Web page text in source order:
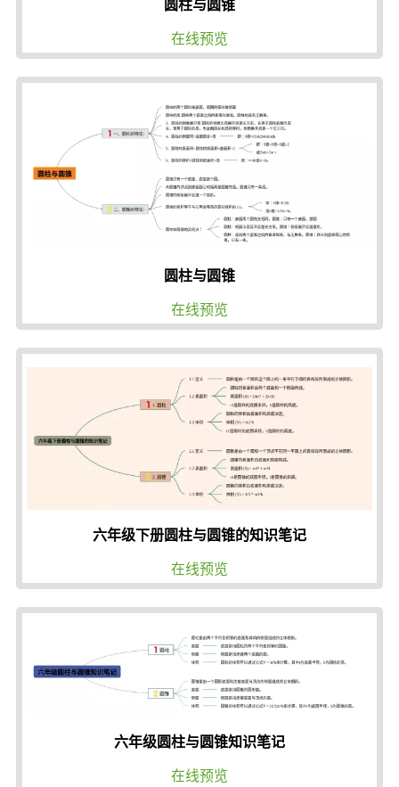
在线预览
圆柱与圆锥
在线预览
六年级下册圆柱与圆锥的知识笔记
在线预览
六年级圆柱与圆锥知识笔记
在线预览